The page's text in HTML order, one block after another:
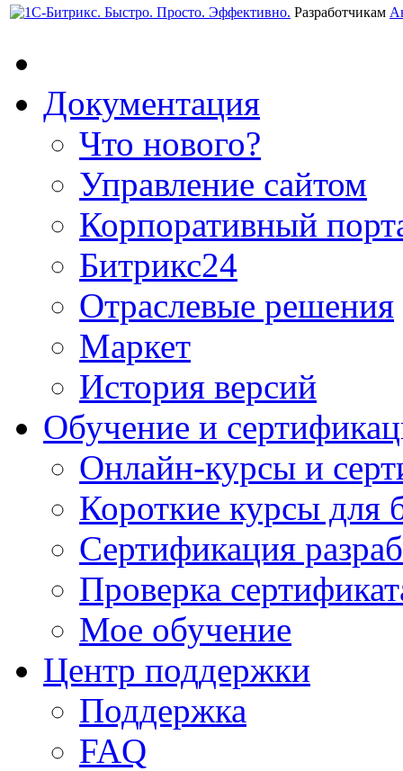
Разработчикам
Документация
Что нового?
Управление сайтом
Корпоративный
Битрикс24
Отраслевые решения
Маркет
История версий
Обучение и
Онлайн-курсы и
Короткие курсы для
Сертификация
Проверка
Мое обучение
Центр поддержки
Поддержка
FAQ